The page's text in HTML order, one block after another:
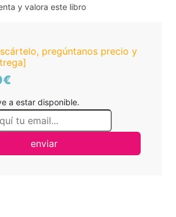
y valora este libro
pregúntanos precio y
a estar disponible.
enviar